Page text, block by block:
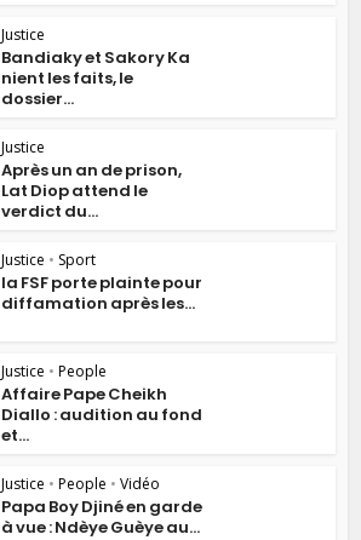
Justice
Bandiaky et Sakory Ka
nient les faits, le
dossier...
Justice
Après un an de prison,
Lat Diop attend le
verdict du...
Justice • Sport
la FSF porte plainte pour
diffamation après les...
Justice • People
Affaire Pape Cheikh
Diallo : audition au fond
et...
Justice • People • Vidéo
Papa Boy Djiné en garde
à vue : Ndèye Guèye au...